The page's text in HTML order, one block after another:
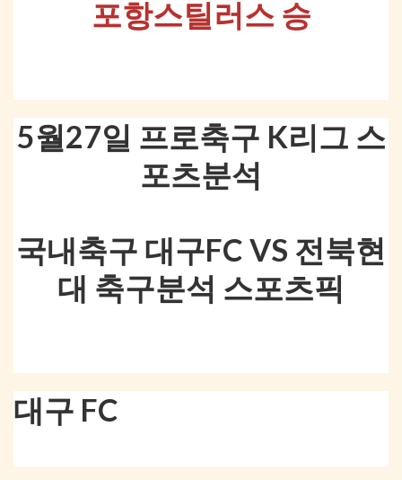
포항스틸러스 승
5월27일 프로축구 K리그 스
포츠분석
국내축구 대구FC VS 전북현
대 축구분석 스포츠픽
대구 FC